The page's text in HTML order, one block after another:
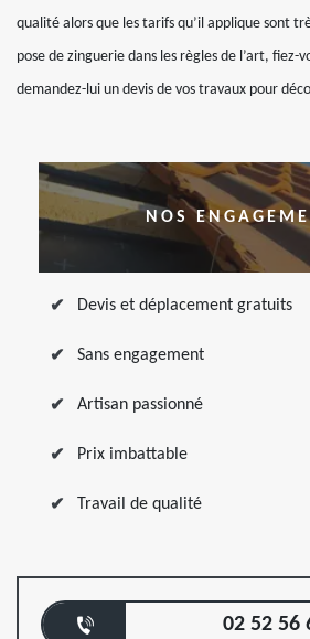
qualité alors que les tarifs qu’il applique sont
pose de zinguerie dans les règles de l’art, fiez-
demandez-lui un devis de vos travaux pour
NOS
Devis et déplacement gratuits
Sans engagement
Artisan passionné
Prix imbattable
Travail de qualité
02 52 56